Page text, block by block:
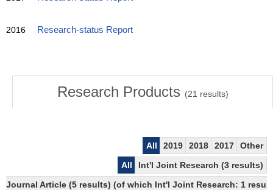
2016 Research-status Report
Research Products (21 results)
All 2019 2018 2017
Other
All
Int'l Joint Research (3 results)
Journal Article (5 results) (of which Int'l Joint Research: 1